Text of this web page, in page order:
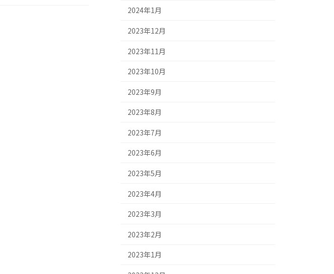
2024年1月
2023年12月
2023年11月
2023年10月
2023年9月
2023年8月
2023年7月
2023年6月
2023年5月
2023年4月
2023年3月
2023年2月
2023年1月